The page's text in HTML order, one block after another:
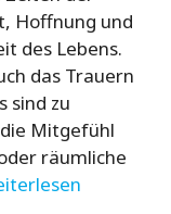
Hoffnung und
des Lebens.
das Trauern
sind zu
Mitgefühl
räumliche